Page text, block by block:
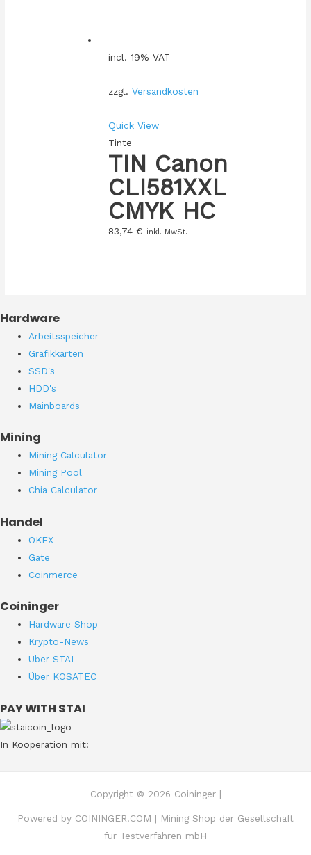
incl. 19% VAT
zzgl. Versandkosten
Quick View
Tinte
TIN Canon
CLI581XXL
CMYK HC
83,74 € inkl. MwSt.
Hardware
Arbeitsspeicher
Grafikkarten
SSD's
HDD's
Mainboards
Mining
Mining Calculator
Mining Pool
Chia Calculator
Handel
OKEX
Gate
Coinmerce
Coininger
Hardware Shop
Krypto-News
Über STAI
Über KOSATEC
PAY WITH STAI
In Kooperation mit:
Copyright © 2026 Coininger |
Powered by COININGER.COM | Mining Shop der Gesellschaft
für Testverfahren mbH